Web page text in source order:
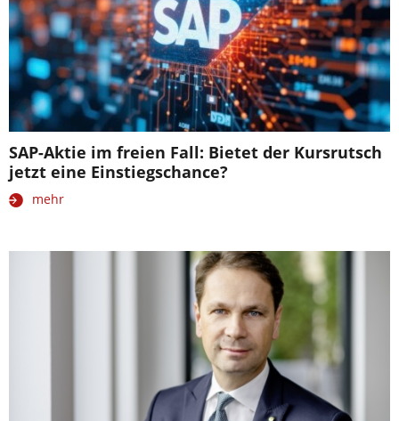
SAP-Aktie im freien Fall: Bietet der Kursrutsch
jetzt eine Einstiegschance?
mehr